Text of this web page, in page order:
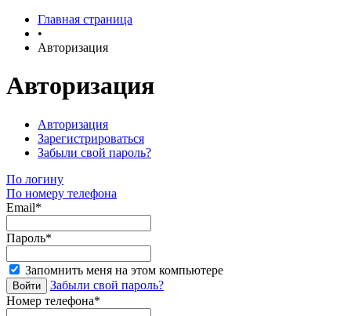
Главная страница
•
Авторизация
Авторизация
Авторизация
Зарегистрироваться
Забыли свой пароль?
По логину
По номеру телефона
Email*
Пароль*
Запомнить меня на этом компьютере
Забыли свой пароль?
Номер телефона*